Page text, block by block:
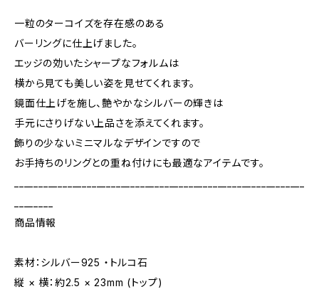
一粒のターコイズを存在感のある
バーリングに仕上げました。
エッジの効いたシャープなフォルムは
横から見ても美しい姿を見せてくれます。
鏡面仕上げを施し、艶やかなシルバーの輝きは
手元にさりげない上品さを添えてくれます。
飾りの少ないミニマルなデザインですので
お手持ちのリングとの重ね付けにも最適なアイテムです。
商品情報
素材：シルバー925 ・トルコ石
縦 × 横：約2.5 × 23mm (トップ)